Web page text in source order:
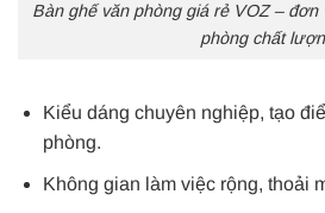
Bàn ghế văn phòng giá rẻ VOZ – đơn
phòng chất
Kiểu dáng chuyên nghiệp, tạo
phòng.
Không gian làm việc rộng, thoải